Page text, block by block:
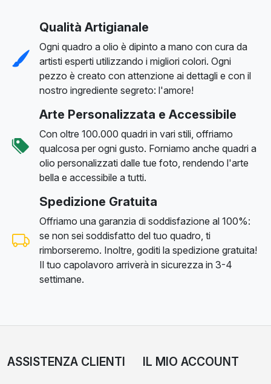
Qualità Artigianale
Ogni quadro a olio è dipinto a mano con cura da
artisti esperti utilizzando i migliori colori. Ogni
pezzo è creato con attenzione ai dettagli e con il
nostro ingrediente segreto: l'amore!
Arte Personalizzata e Accessibile
Con oltre 100.000 quadri in vari stili, offriamo
qualcosa per ogni gusto. Forniamo anche quadri a
olio personalizzati dalle tue foto, rendendo l'arte
bella e accessibile a tutti.
Spedizione Gratuita
Offriamo una garanzia di soddisfazione al 100%:
se non sei soddisfatto del tuo quadro, ti
rimborseremo. Inoltre, goditi la spedizione gratuita!
Il tuo capolavoro arriverà in sicurezza in 3-4
settimane.
ASSISTENZA CLIENTI IL MIO ACCOUNT